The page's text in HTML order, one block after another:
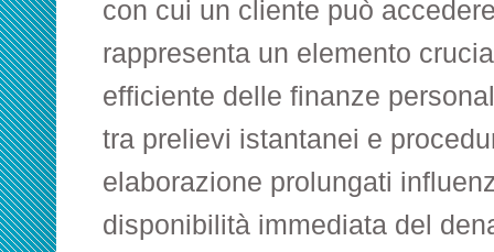
con cui un cliente può
rappresenta un elemento
efficiente delle finanze
tra prelievi istantanei e
elaborazione prolungati
disponibilità immediata del